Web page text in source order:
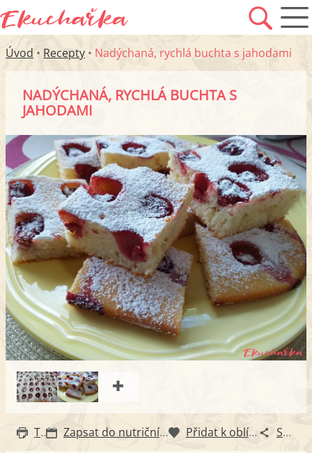
Úvod • Recepty • Nadýchaná, rychlá buchta s jahodami
NADÝCHANÁ, RYCHLÁ BUCHTA S
JAHODAMI
Tisk Zapsat do nutričního diáře Přidat k oblíbeným Sdílet